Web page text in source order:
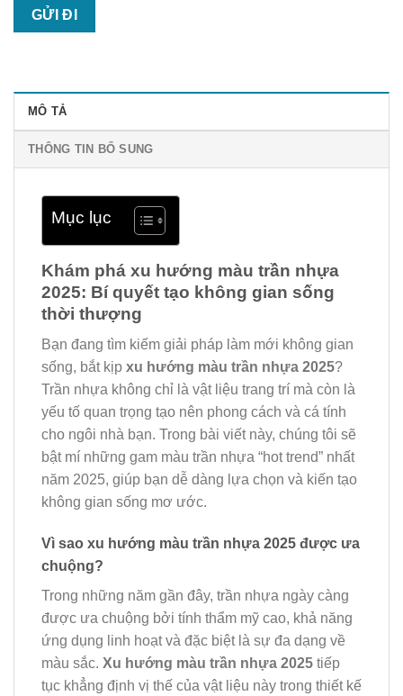
MÔ TẢ
THÔNG TIN BỔ SUNG
Mục lục
Khám phá xu hướng màu trần nhựa
2025: Bí quyết tạo không gian sống
thời thượng
Bạn đang tìm kiếm giải pháp làm mới không gian
sống, bắt kịp xu hướng màu trần nhựa 2025?
Trần nhựa không chỉ là vật liệu trang trí mà còn là
yếu tố quan trọng tạo nên phong cách và cá tính
cho ngôi nhà bạn. Trong bài viết này, chúng tôi sẽ
bật mí những gam màu trần nhựa “hot trend” nhất
năm 2025, giúp bạn dễ dàng lựa chọn và kiến tạo
không gian sống mơ ước.
Vì sao xu hướng màu trần nhựa 2025 được ưa
chuộng?
Trong những năm gần đây, trần nhựa ngày càng
được ưa chuộng bởi tính thẩm mỹ cao, khả năng
ứng dụng linh hoạt và đặc biệt là sự đa dạng về
màu sắc. Xu hướng màu trần nhựa 2025 tiếp
tục khẳng định vị thế của vật liệu này trong thiết kế